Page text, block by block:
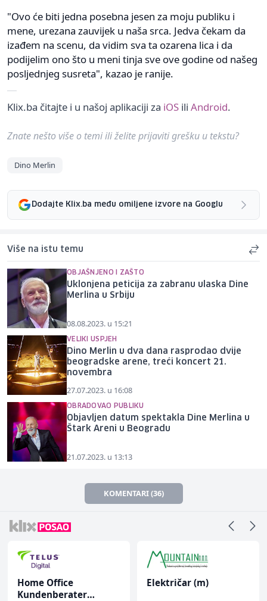
"Ovo će biti jedna posebna jesen za moju publiku i
mene, urezana zauvijek u naša srca. Jedva čekam da
izađem na scenu, da vidim sva ta ozarena lica i da
podijelim ono što u meni tinja sve ove godine od našeg
posljednjeg susreta", kazao je ranije.
Klix.ba čitajte i u našoj aplikaciji za iOS ili Android.
Znate nešto više o temi ili želite prijaviti grešku u tekstu?
Dino Merlin
Dodajte Klix.ba među omiljene izvore na Googlu
Više na istu temu
OBJAŠNJENO I ZAŠTO
Uklonjena peticija za zabranu ulaska Dine
Merlina u Srbiju
08.08.2023. u 15:21
VELIKI USPJEH
Dino Merlin u dva dana rasprodao dvije
beogradske arene, treći koncert 21.
novembra
27.07.2023. u 16:08
OBRADOVAO PUBLIKU
Objavljen datum spektakla Dine Merlina u
Štark Areni u Beogradu
21.07.2023. u 13:13
KOMENTARI (36)
Home Office
Kundenberater
Električar (m)